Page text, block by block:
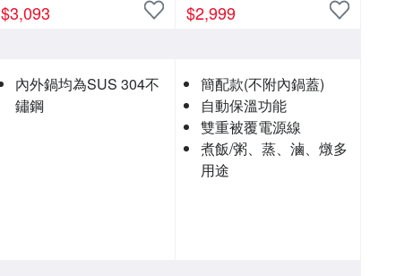
$3,093 $2,999
內外鍋均為SUS 304不
鏽鋼
簡配款(不附內鍋蓋)
自動保溫功能
雙重被覆電源線
煮飯/粥、蒸、滷、燉多
用途